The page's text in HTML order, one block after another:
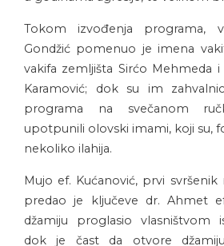
Tokom izvođenja programa,
Gondžić pomenuo je imena
vakifa zemljišta Sirćo Mehmeda
Karamović; dok su im
programa na svečanom
upotpunili olovski imami, koji su,
nekoliko ilahija.
Mujo ef. Kućanović, prvi svršenik
predao je ključeve dr. Ahmet
džamiju proglasio vlasništvom
dok je čast da otvore